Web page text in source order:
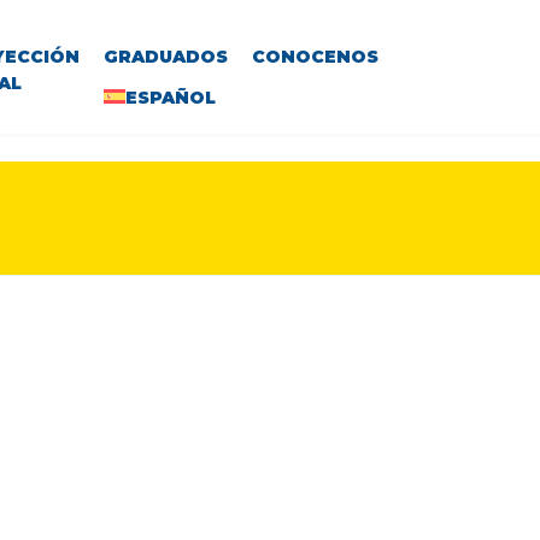
GRADUADOS
CONOCENOS
ESPAÑOL